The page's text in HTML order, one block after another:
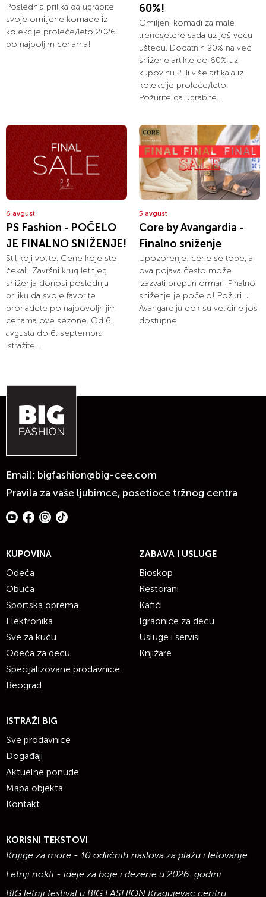
Poslednja prilika da ugrabite
svoje omiljene komade iz
kolekcije proleće/leto 2026.
po najboljim cenama!
60%!
Omiljeni komadi za male
trendsetere sada uz još veću
uštedu. Dodatnih 20% na već
snižene artikle do 60% uz
kupovinu 2 ili više artikala iz
kolekcije proleće/leto.
Požurite da ugrabite...
6 avgust
PS Fashion - POČELO
JE FINALNO SNIŽENJE!
Stil koji volite. Cene koje ste
čekali. Završni krug letnjeg
sniženja donosi poslednju
priliku da svoje favorite
pronađete po najpovoljnijim
cenama ove sezone. Od 6.
avgusta do 6. septembra
istražite...
5 avgust
Core by Avangardia -
Finalno sniženje
Upozorenje: cene se tope, a
ova pojava često može
izazvati prepun ormar! Finalno
sniženje je počelo! Požuri u
Avangardiju dok su veličine još
dostupne.
Email: bigfashion@big-cee.com
Pravila za vaše ljubimce, posetioce tržnog centra
KUPOVINA
Odeća
Obuća
Sportska oprema
Elektronika
Sve za kuću
Odeća za decu
Specijalizovane prodavnice
Beograd
ZABAVA I USLUGE
Bioskop
Restorani
Kafići
Igraonice za decu
Usluge i servisi
Knjižare
ISTRAŽI BIG
Sve prodavnice
Događaji
Aktuelne ponude
Mapa objekta
Kontakt
KORISNI TEKSTOVI
Knjige za more - 10 odličnih naslova za plažu i letovanje
Letnji nokti - ideje za boje i dezene u 2026. godini
BIG letnji festival u BIG FASHION Kragujevac centru